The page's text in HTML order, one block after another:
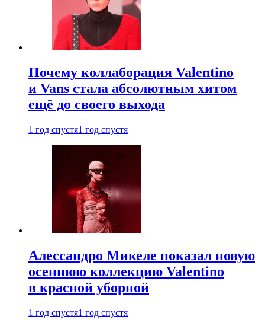
Почему коллаборация Valentino
и Vans стала абсолютным хитом
ещё до своего выхода
1 год спустя1 год спустя
Алессандро Микеле показал новую
осеннюю коллекцию Valentino
в красной уборной
1 год спустя1 год спустя